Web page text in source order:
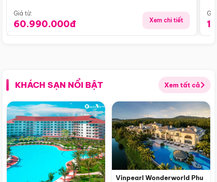
Giá từ:
60.990.000đ Xem chi tiết
KHÁCH SẠN NỔI BẬT Xem tất cả
Vinpearl Wonderworld Phu